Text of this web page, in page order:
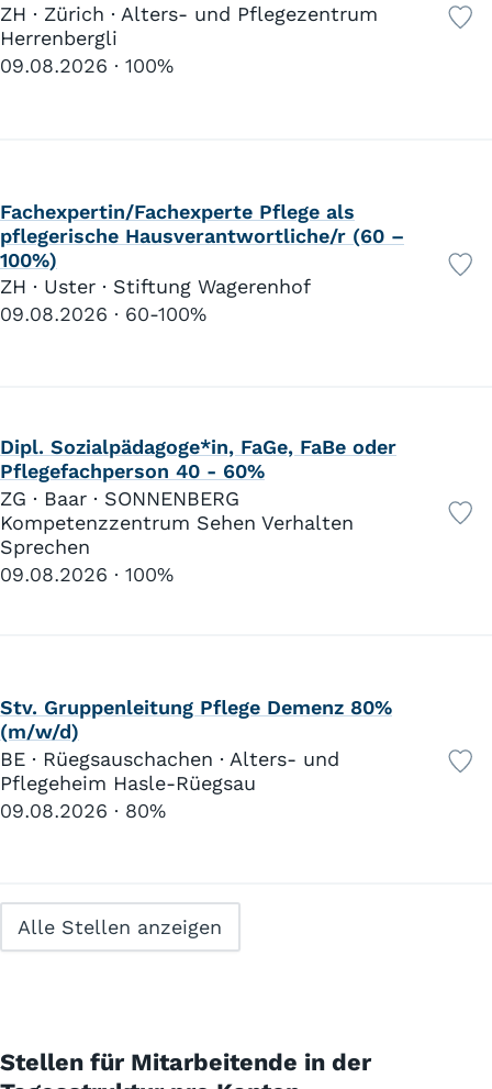
ZH · Zürich · Alters- und Pflegezentrum
Herrenbergli
09.08.2026
100%
Fachexpertin/Fachexperte Pflege als
pflegerische Hausverantwortliche/r (60 –
100%)
ZH · Uster · Stiftung Wagerenhof
09.08.2026
60-100%
Dipl. Sozialpädagoge*in, FaGe, FaBe oder
Pflegefachperson 40 - 60%
ZG · Baar · SONNENBERG
Kompetenzzentrum Sehen Verhalten
Sprechen
09.08.2026
100%
Stv. Gruppenleitung Pflege Demenz 80%
(m/w/d)
BE · Rüegsauschachen · Alters- und
Pflegeheim Hasle-Rüegsau
09.08.2026
80%
Alle Stellen anzeigen
Stellen für Mitarbeitende in der